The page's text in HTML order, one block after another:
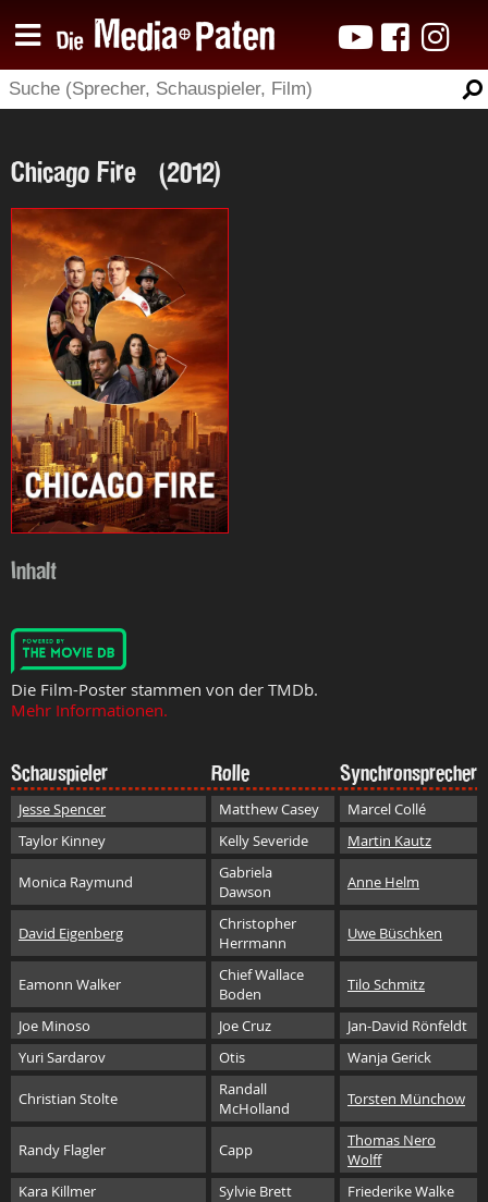
Chicago Fire (2012)
Inhalt
Die Film-Poster stammen von der TMDb.
Mehr Informationen.
Schauspieler Rolle Synchronsprecher
Jesse Spencer Matthew Casey
Marcel Collé
Taylor Kinney
Kelly Severide Martin Kautz
Monica Raymund
Gabriela
Dawson
Anne Helm
David Eigenberg
Christopher
Herrmann
Uwe Büschken
Eamonn Walker
Chief Wallace
Boden
Tilo Schmitz
Joe Minoso Joe Cruz
Jan-David Rönfeldt
Yuri Sardarov
Otis Wanja Gerick
Christian Stolte
Randall
McHolland
Torsten Münchow
Randy Flagler Capp
Thomas Nero
Wolff
Kara Killmer
Sylvie Brett
Friederike Walke